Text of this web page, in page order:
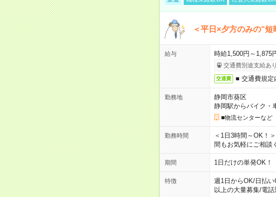
＜平日×夕方のみの“
給与 時給1,500円～1,875
交通費別途支給あり
交通費 ■ 交通費規
勤務地
静岡市葵区
静岡駅からバイク・
■物流センターな
勤務時間
＜1日3時間～OK！
間もお気軽にご相談
期間 1日だけの単発OK
特徴 週1日からOK/日払い
以上の大量募集/電話